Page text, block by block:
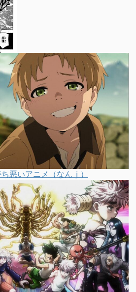
悪いアニメ（なんｊ）